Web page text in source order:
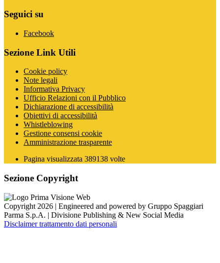
Seguici su
Facebook
Sezione Link Utili
Cookie policy
Note legali
Informativa Privacy
Ufficio Relazioni con il Pubblico
Dichiarazione di accessibilità
Obiettivi di accessibilità
Whistleblowing
Gestione consensi cookie
Amministrazione trasparente
Pagina visualizzata 389138 volte
Sezione Copyright
Copyright 2026 | Engineered and powered by Gruppo Spaggiari
Parma S.p.A. | Divisione Publishing & New Social Media
Disclaimer trattamento dati personali